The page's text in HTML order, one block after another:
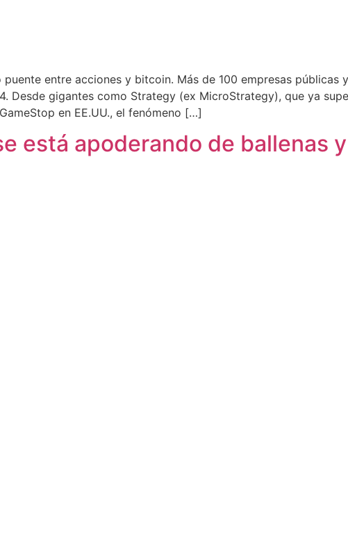
entre acciones y bitcoin. Más de 100 empresas públicas
Desde gigantes como Strategy (ex MicroStrategy), que ya
en EE.UU., el fenómeno […]
está apoderando de ballenas